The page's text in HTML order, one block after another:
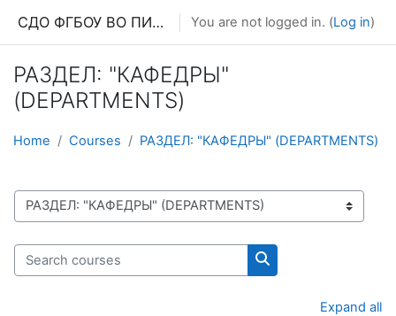
СДО ФГБОУ ВО ПИМУ МЗ РФ You are not logged in. (Log in)
РАЗДЕЛ: "КАФЕДРЫ"
(DEPARTMENTS)
Home Courses РАЗДЕЛ: "КАФЕДРЫ" (DEPARTMENTS)
Course categories
Search courses
Search courses
Expand all